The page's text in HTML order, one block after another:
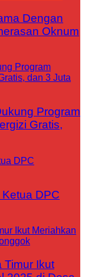
Dengan
Oknum
Program
Gratis,
DPC
Timur Ikut